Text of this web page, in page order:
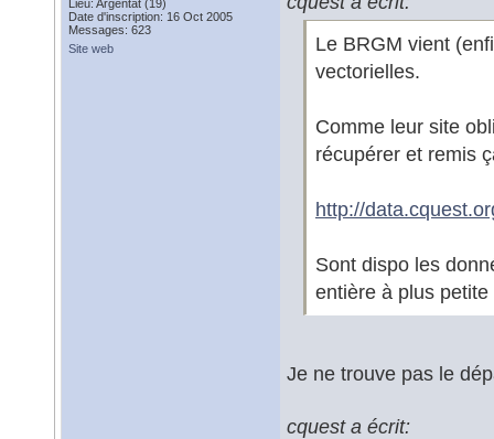
Lieu: Argentat (19)
Date d'inscription: 16 Oct 2005
Messages: 623
Site web
Le BRGM vient
vectorielles.
Comme leur site
récupérer et remis
http://
Sont dispo les
entière à plus petite
Je ne trouve pas le
cquest a écrit: